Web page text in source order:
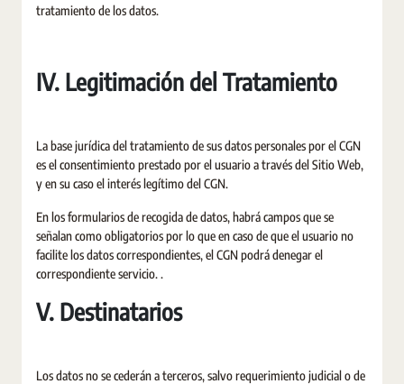
tratamiento de los datos.
IV. Legitimación del Tratamiento
La base jurídica del tratamiento de sus datos personales por el CGN
es el consentimiento prestado por el usuario a través del Sitio Web,
y en su caso el interés legítimo del CGN.
En los formularios de recogida de datos, habrá campos que se
señalan como obligatorios por lo que en caso de que el usuario no
facilite los datos correspondientes, el CGN podrá denegar el
correspondiente servicio. .
V. Destinatarios
Los datos no se cederán a terceros, salvo requerimiento judicial o de